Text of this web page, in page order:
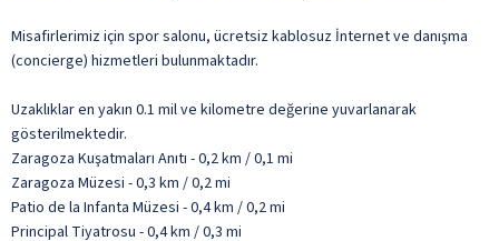
Misafirlerimiz için spor salonu, ücretsiz kablosuz İnternet ve danışma
(concierge) hizmetleri bulunmaktadır.
Uzaklıklar en yakın 0.1 mil ve kilometre değerine yuvarlanarak
gösterilmektedir.
Zaragoza Kuşatmaları Anıtı - 0,2 km / 0,1 mi
Zaragoza Müzesi - 0,3 km / 0,2 mi
Patio de la Infanta Müzesi - 0,4 km / 0,2 mi
Principal Tiyatrosu - 0,4 km / 0,3 mi